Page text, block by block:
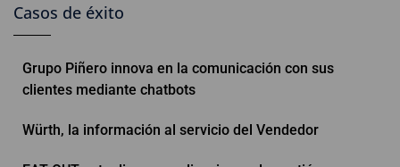
Casos de éxito
Grupo Piñero innova en la comunicación con sus
clientes mediante chatbots
Würth, la información al servicio del Vendedor